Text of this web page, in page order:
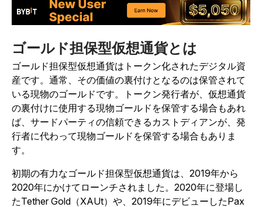
ゴールド担保型仮想通貨とは
ゴールド担保型仮想通貨はトークン化されたデジタル資
産です。通常、その価値の裏付けとなるのは保管されて
いる現物のゴールドです。トークン発行者が、仮想通貨
の裏付けに使用する現物ゴールドを保管する場合もあれ
ば、サードパーティの信頼できるカストディアンが、発
行者に代わって現物ゴールドを保管する場合もありま
す。
初期の有力なゴールド担保型仮想通貨は、2019年から
2020年にかけてローンチされました。2020年に登場し
たTether Gold（XAUt）や、2019年にデビューしたPax